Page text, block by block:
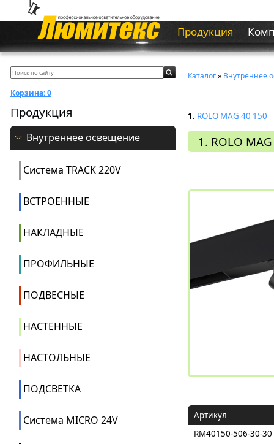
Продукция
Корзина:0
Продукция
Внутреннее освещение
Система ТRACK 220V
ВСТРОЕННЫЕ
НАКЛАДНЫЕ
ПРОФИЛЬНЫЕ
ПОДВЕСНЫЕ
НАСТЕННЫЕ
НАСТОЛЬНЫЕ
ПОДСВЕТКА
Система MICRO 24V
Каталог» Внутреннее
1. ROLO MAG 40 150
1. ROLO
Артикул
RM40150-506-30-30